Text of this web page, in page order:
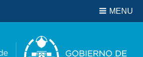
Biblioteca
MENU